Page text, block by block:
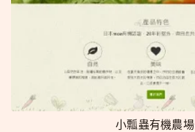
小瓢蟲有機農場